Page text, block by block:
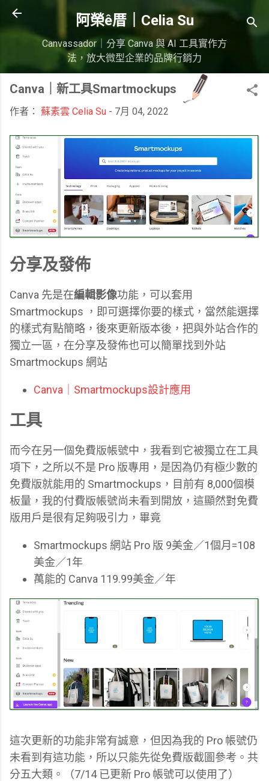
跳到主要內容
阿榮ê厝｜Celia Su
Canvassador｜分享 Canva 與 AI 工具實作方
法，放大微型企業的品牌行銷力
Canva｜新工具Smartmockups
作者： 蘇素雲 Celia Su - 7月 04, 2022
分享及發佈
Canva 先是在編輯影像功能，可以套用
Smartmockups ，即可選擇你要的樣式，當然能選擇
的樣式有點簡略，後來更新版本後，把與外站合作的
獨立一區，在分享及發佈也可以簡單找到外站
Smartmockups 網站
Canva｜Smartmockups設計應用
工具
而今在另一個免費版帳號中，我看到它被獨立在工具
項下，之所以不是 Pro 版專用，是因為仍有極少數的
免費版就能用的 Smartmockups，目前有 8,000個模
板量，我的付費版帳號尚未看到開放，這顯然對免費
版用戶是很有足夠吸引力，畢竟
Smartmockups 網站 Pro 版 9美金／1個月=108
美金／1年
萬能的 Canva 119.99美金／年
這次更新的功能非常有誠意，但因為我的 Pro 帳號仍
未看到有這功能，所以只能先從免費版截圖參考。共
分五大類。（7/14 已更新 Pro 帳號可以使用了）